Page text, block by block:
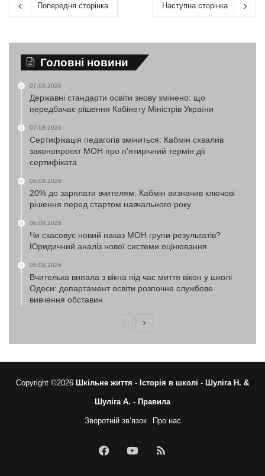
Попередня сторінка Наступна сторінка
Головні новини
07.08.2026
Державні стандарти освіти знову змінено: що
передбачає рішення Кабінету Міністрів України
07.08.2026
Сертифікація педагогів зміниться: Кабмін схвалив
законопроєкт МОН про п’ятирічний термін дії
сертифіката
06.08.2026
20% до зарплати вчителям: Кабмін визначив ключові
рішення перед стартом навчального року
06.08.2026
Чи скасовує новий наказ МОН групи результатів?
Юридичний аналіз нової системи оцінювання
05.08.2026
Вчителька випала з вікна під час миття вікон у школі
Одеси: департамент освіти розпочне службове
вивчення обставин
ПопередняНаступна
Copyright ©2026 Шкільне життя - Історія в школі - Шуліга Н. &
Шуліга А. - Правила
Зворотній зв’язок Про нас
FacebookYouTubeRSS